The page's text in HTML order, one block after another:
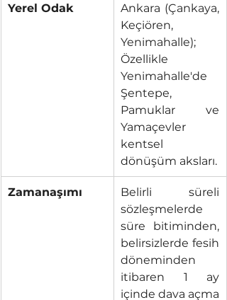
Yerel Odak
Ankara (Çankaya,
Keçiören,
Yenimahalle);
Özellikle
Yenimahalle'de
Şentepe,
Pamuklar ve
Yamaçevler
kentsel
dönüşüm aksları.
Zamanaşımı
Belirli süreli
sözleşmelerde
süre bitiminden,
belirsizlerde fesih
döneminden
itibaren 1 ay
içinde dava açma